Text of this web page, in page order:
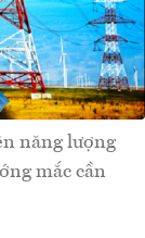
năng lượng
mắc cần